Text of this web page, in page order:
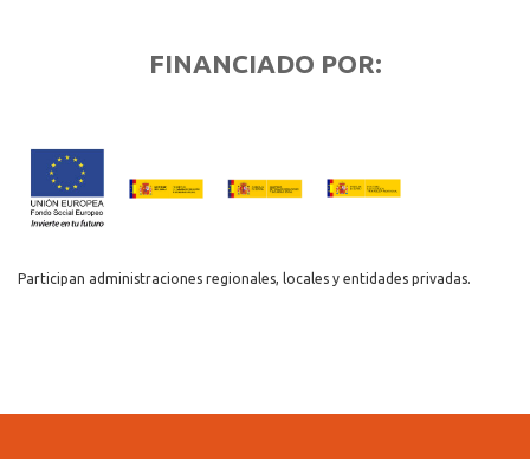
FINANCIADO POR:
Participan administraciones regionales, locales y entidades privadas.